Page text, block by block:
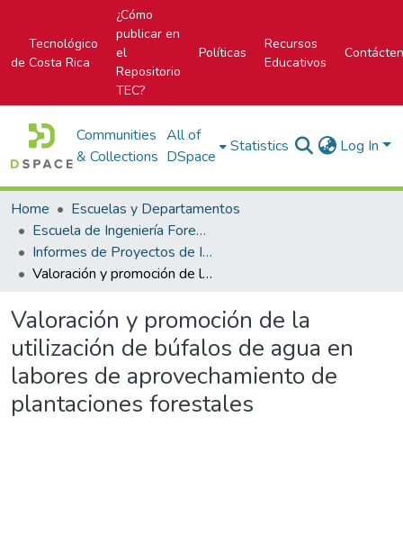
Tecnológico
de Costa Rica
¿Cómo
publicar en
el
Repositorio
TEC?
Políticas
Recursos
Educativos
Communities
& Collections
All of
DSpace
Statistics Log In
Home
Escuelas y Departamentos
Escuela de Ingeniería Forestal
Informes de Proyectos de Investigación
Valoración y promoción de la utilización de búfalos de agua en labores de aprovechamiento de plantaciones forestales
Valoración y promoción de la
utilización de búfalos de agua en
labores de aprovechamiento de
plantaciones forestales